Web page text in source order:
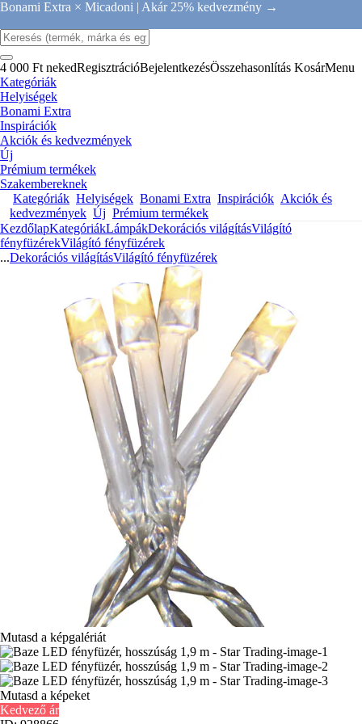
Bonami Extra × Micadoni | Akár 25% kedvezmény →
4 000 Ft nekedRegisztrációBejelentkezésÖsszehasonlítás KosárMenu
Kategóriák
Helyiségek
Bonami Extra
Inspirációk
Akciók és kedvezmények
Új
Prémium termékek
Szakembereknek
Kategóriák Helyiségek Bonami Extra Inspirációk Akciók és
kedvezmények Új Prémium termékek
KezdőlapKategóriákLámpákDekorációs világításVilágító
fényfüzérekVilágító fényfüzérek
...Dekorációs világításVilágító fényfüzérek
Mutasd a képgalériát
Mutasd a képeket
Kedvező ár